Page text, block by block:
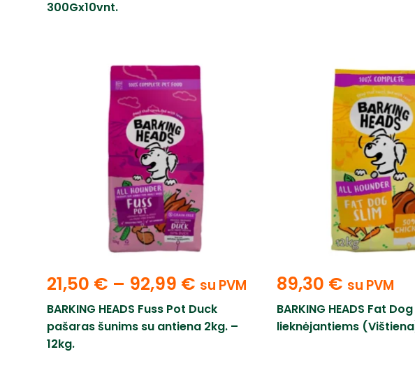
300Gx10vnt.
21,50 € – 92,99 € su PVM
BARKING HEADS Fuss Pot Duck
pašaras šunims su antiena 2kg. –
12kg.
89,30 € su PVM
BARKING HEADS Fat
lieknėjantiems